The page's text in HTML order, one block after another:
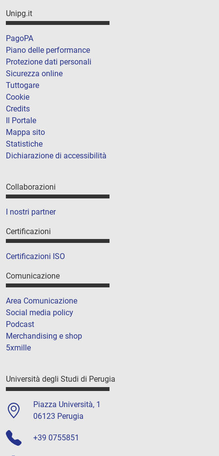
Unipg.it
PagoPA
Piano delle performance
Protezione dati personali
Sicurezza online
Tuttogare
Cookie
Credits
Il Portale
Mappa sito
Statistiche
Dichiarazione di accessibilità
Collaborazioni
I nostri partner
Certificazioni
Certificazioni ISO
Comunicazione
Area Comunicazione
Social media policy
Podcast
Merchandising e shop
5xmille
Università degli Studi di Perugia
Piazza Università, 1
06123 Perugia
+39 0755851